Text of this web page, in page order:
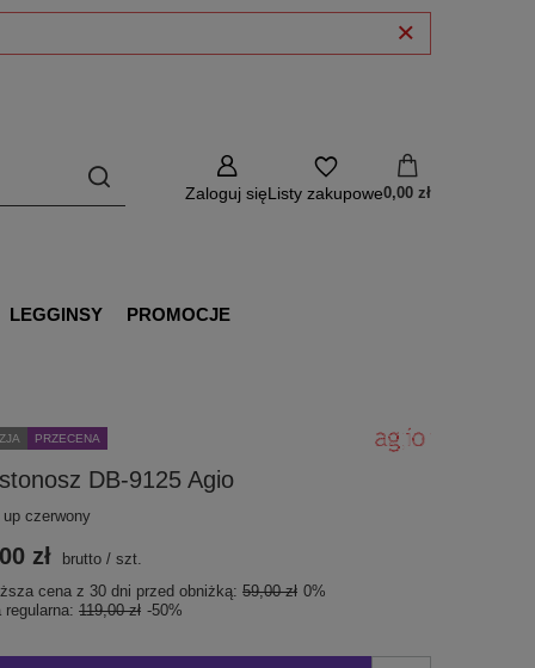
Zaloguj sięListy zakupowe0,00 zł
LEGGINSY PROMOCJE
PRZECENA
DB-9125 Agio
up czerwony
zł brutto /szt.
cena z 30 dni przed obniżką:59,00 zł 0%
regularna:119,00 zł -50%